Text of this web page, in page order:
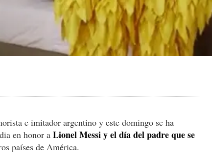
e imitador argentino y este domingo se ha
en honor a Lionel Messi y el día del padre que se
países de América.